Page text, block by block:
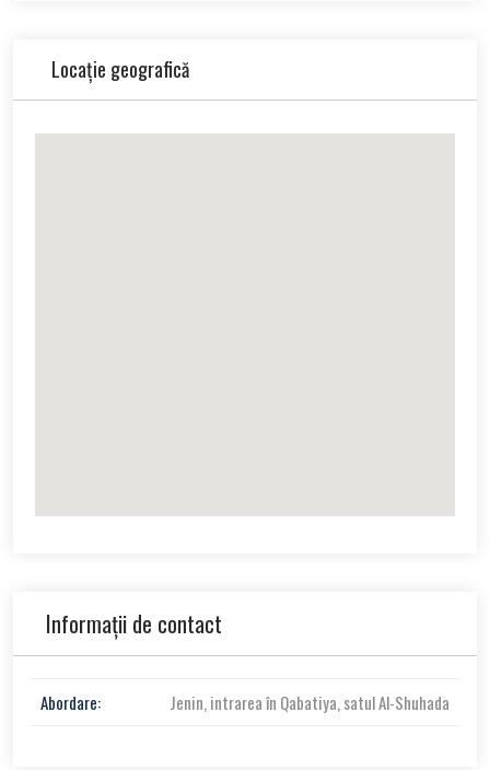
Locație geografică
Informații de contact
Abordare: Jenin, intrarea în Qabatiya, satul Al-Shuhada